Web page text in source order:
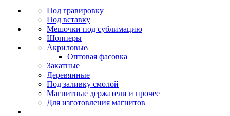
Под гравировку
Под вставку
Мешочки под сублимацию
Шопперы
Акриловые
Оптовая фасовка
Закатные
Деревянные
Под заливку смолой
Магнитные держатели и прочее
Для изготовления магнитов